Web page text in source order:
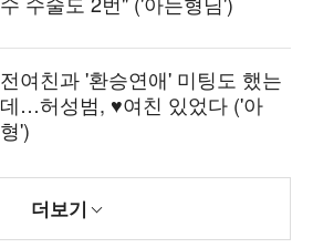
전여친과 '환승연애' 미팅도 했는
데…허성범, ♥여친 있었다 ('아
형')
더보기